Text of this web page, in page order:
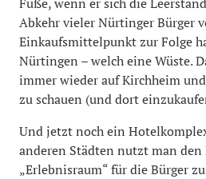
Abkehr vieler Nürtinger Bürger
Einkaufsmittelpunkt zur Folge
Nürtingen – welch eine Wüste.
immer wieder auf Kirchheim
zu schauen (und dort
Und jetzt noch ein
anderen Städten nutzt man den
„Erlebnisraum“ für die Bürger